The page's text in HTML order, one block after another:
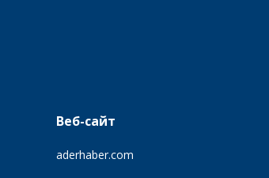
Веб-сайт
aderhaber.com